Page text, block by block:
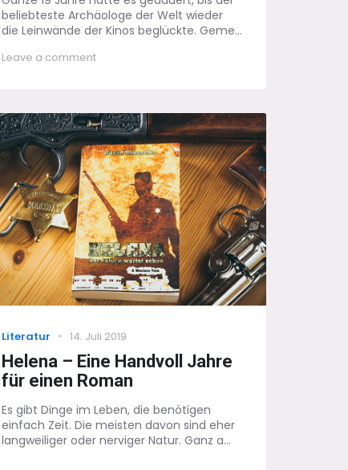
beliebteste Archäologe der Welt wieder
die Leinwände der Kinos beglückte. Geme...
Leave a commenton
das
Warten
auf
etwas
Neues
Categories
Literatur
Posted
14. Juli 2019
Helena – Eine Handvoll Jahre
für einen Roman
Es gibt Dinge im Leben, die benötigen
einfach Zeit. Die meisten davon sind eher
langweiliger oder nerviger Natur. Ganz a...